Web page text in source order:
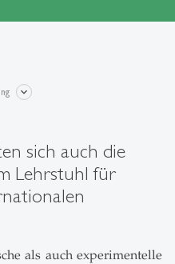
sich auch die
Lehrstuhl für
als auch experimentelle